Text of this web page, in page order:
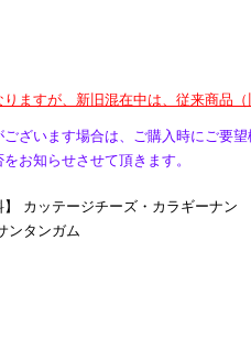
ますが、新旧混在中は、従来商品
ざいます場合は、ご購入時にご要望
お知らせさせて頂きます。
】 カッテージチーズ・カラギーナン
ンタンガム